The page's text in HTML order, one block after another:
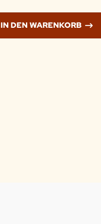
IN DEN WARENKORB